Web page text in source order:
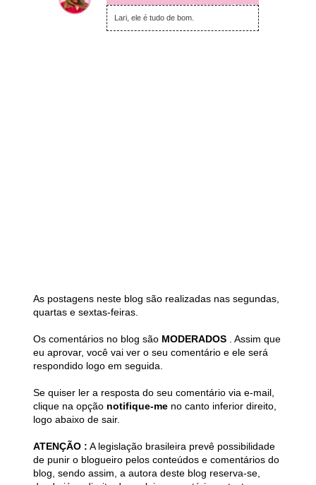
terça-feira, janeiro 17, 2017
Lari, ele é tudo de bom.
As postagens neste blog são realizadas nas segundas,
quartas e sextas-feiras.
Os comentários no blog são MODERADOS
. Assim que
eu aprovar, você vai ver o seu comentário e ele será
respondido logo em seguida.
Se quiser ler a resposta do seu comentário via e-mail,
clique na opção notifique-me no canto inferior direito,
logo abaixo de sair.
ATENÇÃO : A legislação brasileira prevê possibilidade
de punir o blogueiro pelos conteúdos e comentários do
blog, sendo assim, a autora deste blog reserva-se,